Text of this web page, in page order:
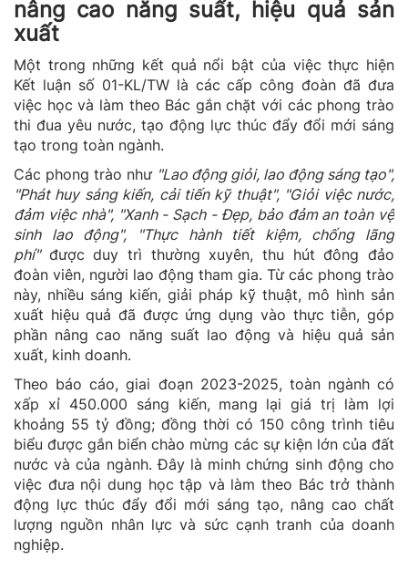
nâng cao năng suất, hiệu quả sản
xuất
Một trong những kết quả nổi bật của việc thực hiện
Kết luận số 01-KL/TW là các cấp công đoàn đã đưa
việc học và làm theo Bác gắn chặt với các phong trào
thi đua yêu nước, tạo động lực thúc đẩy đổi mới sáng
tạo trong toàn ngành.
Các phong trào như "Lao động giỏi, lao động sáng tạo",
"Phát huy sáng kiến, cải tiến kỹ thuật", "Giỏi việc nước,
đảm việc nhà", "Xanh - Sạch - Đẹp, bảo đảm an toàn vệ
sinh lao động", "Thực hành tiết kiệm, chống lãng
phí"được duy trì thường xuyên, thu hút đông đảo
đoàn viên, người lao động tham gia. Từ các phong trào
này, nhiều sáng kiến, giải pháp kỹ thuật, mô hình sản
xuất hiệu quả đã được ứng dụng vào thực tiễn, góp
phần nâng cao năng suất lao động và hiệu quả sản
xuất, kinh doanh.
Theo báo cáo, giai đoạn 2023-2025, toàn ngành có
xấp xỉ 450.000 sáng kiến, mang lại giá trị làm lợi
khoảng 55 tỷ đồng; đồng thời có 150 công trình tiêu
biểu được gắn biển chào mừng các sự kiện lớn của đất
nước và của ngành. Đây là minh chứng sinh động cho
việc đưa nội dung học tập và làm theo Bác trở thành
động lực thúc đẩy đổi mới sáng tạo, nâng cao chất
lượng nguồn nhân lực và sức cạnh tranh của doanh
nghiệp.